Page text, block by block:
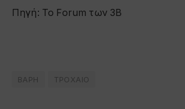
Πηγή: Το Forum των 3Β
ΒΑΡΗ ΤΡΟΧΑΙΟ